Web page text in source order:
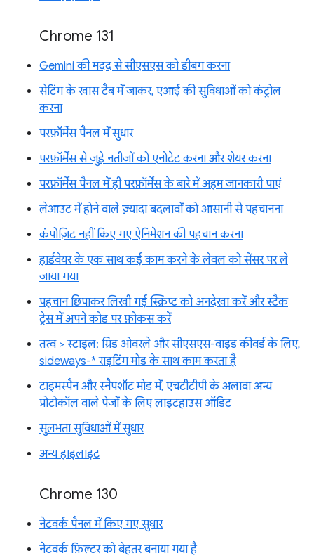
Chrome 131
Gemini की मदद से सीएसएस को डीबग करना
सेटिंग के खास टैब में जाकर, एआई की सुविधाओं को कंट्रोल
करना
परफ़ॉर्मेंस पैनल में सुधार
परफ़ॉर्मेंस से जुड़े नतीजों को एनोटेट करना और शेयर करना
परफ़ॉर्मेंस पैनल में ही परफ़ॉर्मेंस के बारे में अहम जानकारी पाएं
लेआउट में होने वाले ज़्यादा बदलावों को आसानी से पहचानना
कंपोज़िट नहीं किए गए ऐनिमेशन की पहचान करना
हार्डवेयर के एक साथ कई काम करने के लेवल को सेंसर पर ले
जाया गया
पहचान छिपाकर लिखी गई स्क्रिप्ट को अनदेखा करें और स्टैक
ट्रेस में अपने कोड पर फ़ोकस करें
तत्व > स्टाइल: ग्रिड ओवरले और सीएसएस-वाइड कीवर्ड के लिए,
sideways-* राइटिंग मोड के साथ काम करता है
टाइमस्पैन और स्नैपशॉट मोड में, एचटीटीपी के अलावा अन्य
प्रोटोकॉल वाले पेजों के लिए लाइटहाउस ऑडिट
सुलभता सुविधाओं में सुधार
अन्य हाइलाइट
Chrome 130
नेटवर्क पैनल में किए गए सुधार
नेटवर्क फ़िल्टर को बेहतर बनाया गया है